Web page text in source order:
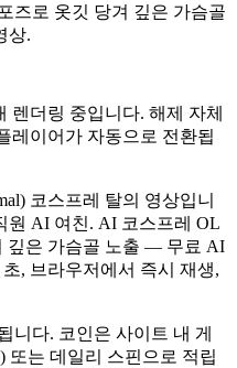
즈로 옷깃 당겨 깊은 가슴골
상.
렌더링 중입니다. 해제 자체
레이어가 자동으로 전환됩
코스프레 탈의 영상입니
원 AI 여친. AI 코스프레 OL
깊은 가슴골 노출 — 무료 AI
, 브라우저에서 즉시 재생,
니다. 코인은 사이트 내 게
또는 데일리 스핀으로 적립